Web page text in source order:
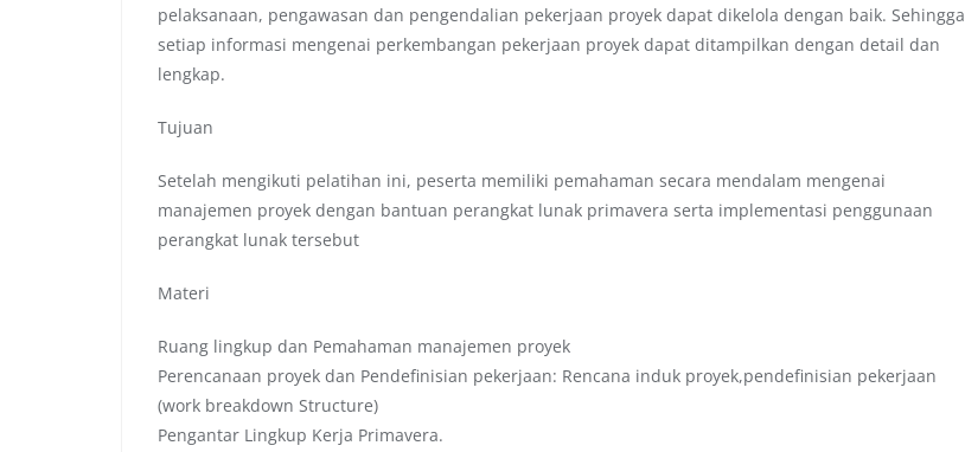
pelaksanaan, pengawasan dan pengendalian pekerjaan proyek dapat dikelola dengan baik. Sehingga
setiap informasi mengenai perkembangan pekerjaan proyek dapat ditampilkan dengan detail dan
lengkap.
Tujuan
Setelah mengikuti pelatihan ini, peserta memiliki pemahaman secara mendalam mengenai
manajemen proyek dengan bantuan perangkat lunak primavera serta implementasi penggunaan
perangkat lunak tersebut
Materi
Ruang lingkup dan Pemahaman manajemen proyek
Perencanaan proyek dan Pendefinisian pekerjaan: Rencana induk proyek,pendefinisian pekerjaan
(work breakdown Structure)
Pengantar Lingkup Kerja Primavera.